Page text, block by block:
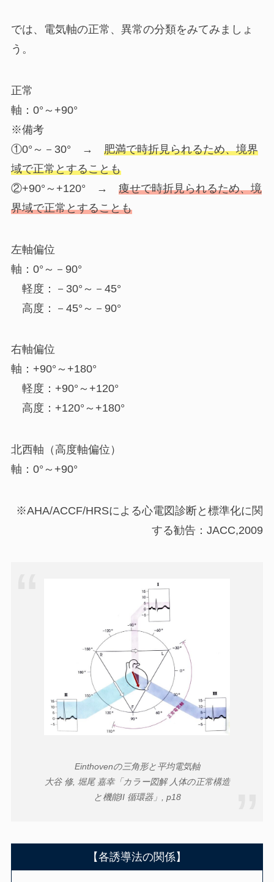
では、電気軸の正常、異常の分類をみてみましょ
う。
正常
軸：0°～+90°
※備考
①0°～－30° → 肥満で時折見られるため、境界
域で正常とすることも
②+90°～+120° → 痩せで時折見られるため、境
界域で正常とすることも
左軸偏位
軸：0°～－90°
軽度：－30°～－45°
高度：－45°～－90°
右軸偏位
軸：+90°～+180°
軽度：+90°～+120°
高度：+120°～+180°
北西軸（高度軸偏位）
軸：0°～+90°
※AHA/ACCF/HRSによる心電図診断と標準化に関
する勧告：JACC,2009
Einthovenの三角形と平均電気軸
大谷 修, 堀尾 嘉幸「カラー図解 人体の正常構造
と機能II 循環器」, p18
【各誘導法の関係】